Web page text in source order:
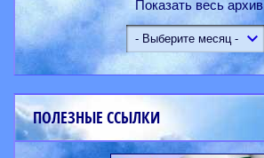
Показать весь архив
ПОЛЕЗНЫЕ ССЫЛКИ